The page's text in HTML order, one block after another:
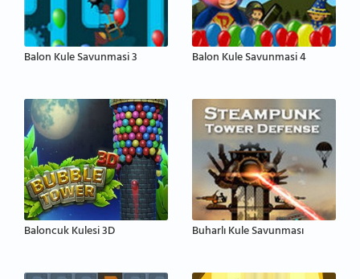
Balon Kule Savunmasi 3 Balon Kule Savunmasi 4
Baloncuk Kulesi 3D Buharlı Kule Savunması